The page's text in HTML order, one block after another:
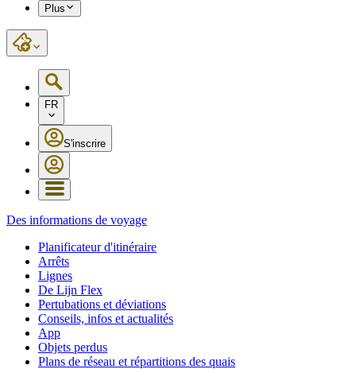
Plus
FR
S'inscrire
Des informations de voyage
Planificateur d'itinéraire
Arrêts
Lignes
De Lijn Flex
Pertubations et déviations
Conseils, infos et actualités
App
Objets perdus
Plans de réseau et répartitions des quais